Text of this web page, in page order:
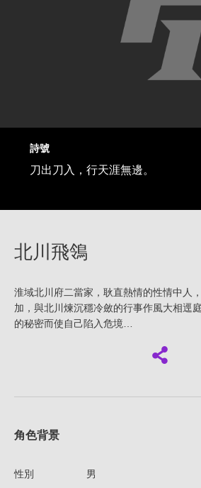
詩號
刀出刀入，行天涯無邊。
北川飛鴒
淮域北川府二當家，耿直熱情的性情中人
加，與北川煉沉穩冷斂的行事作風大相逕
的秘密而使自己陷入危境…
角色背景
性別 男